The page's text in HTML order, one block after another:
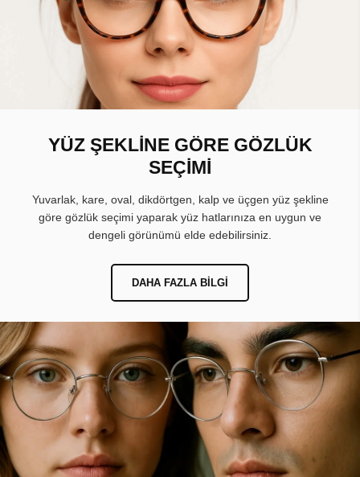
YÜZ ŞEKLİNE GÖRE GÖZLÜK
SEÇİMİ
Yuvarlak, kare, oval, dikdörtgen, kalp ve üçgen yüz şekline
göre gözlük seçimi yaparak yüz hatlarınıza en uygun ve
dengeli görünümü elde edebilirsiniz.
DAHA FAZLA BILGI